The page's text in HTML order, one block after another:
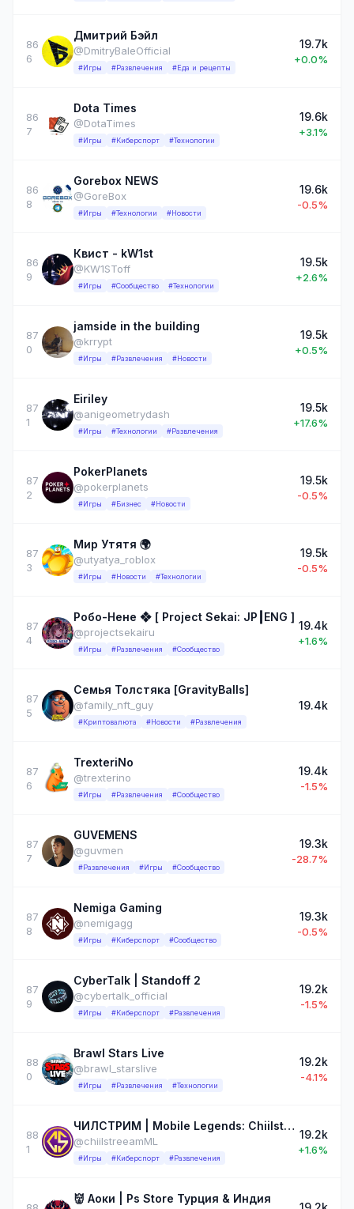
86
6
Дмитрий Бэйл
@DmitryBaleOfficial
#Игры #Развлечения #Еда и рецепты
19.7k
+0.0%
86
7
Dota Times
@DotaTimes
#Игры #Киберспорт #Технологии
19.6k
+3.1%
86
8
Gorebox NEWS
@GoreBox
#Игры #Технологии #Новости
19.6k
-0.5%
86
9
Квист - kW1st
@KW1SToff
#Игры #Сообщество #Технологии
19.5k
+2.6%
87
0
jamside in the building
@krrypt
#Игры #Развлечения #Новости
19.5k
+0.5%
87
1
Eiriley
@anigeometrydash
#Игры #Технологии #Развлечения
19.5k
+17.6%
87
2
PokerPlanets
@pokerplanets
#Игры #Бизнес #Новости
19.5k
-0.5%
87
3
Мир Утятя 🌍
@utyatya_roblox
#Игры #Новости #Технологии
19.5k
-0.5%
87
4
Робо-Нене ❖ [ Project Sekai: JP┃ENG ]
@projectsekairu
#Игры #Развлечения #Сообщество
19.4k
+1.6%
87
5
Семья Толстяка [GravityBalls]
@family_nft_guy
#Криптовалюта #Новости #Развлечения
19.4k
87
6
TrexteriNo
@trexterino
#Игры #Развлечения #Сообщество
19.4k
-1.5%
87
7
GUVEMENS
@guvmen
#Развлечения #Игры #Сообщество
19.3k
-28.7%
87
8
Nemiga Gaming
@nemigagg
#Игры #Киберспорт #Сообщество
19.3k
-0.5%
87
9
CyberTalk | Standoff 2
@cybertalk_official
#Игры #Киберспорт #Развлечения
19.2k
-1.5%
88
0
Brawl Stars Live
@brawl_starslive
#Игры #Развлечения #Технологии
19.2k
-4.1%
88
1
ЧИЛСТРИМ | Mobile Legends: Chiilstreeam
@chiilstreeamML
#Игры #Киберспорт #Развлечения
19.2k
+1.6%
👹 Аоки | Ps Store Турция & Индия